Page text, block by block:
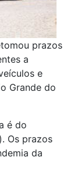
prazos
a
e
Grande do
é do
Os prazos
da